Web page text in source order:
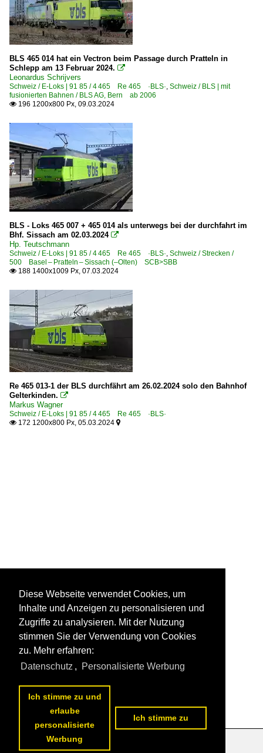
BLS 465 014 hat ein Vectron beim Passage durch Pratteln in
Schlepp am 13 Februar 2024. 
Leonardus Schrijvers
Schweiz / E-Loks | 91 85 / 4 465 Re 465 ·BLS·, Schweiz / BLS | mit
fusionierten Bahnen / BLS AG, Bern ab 2006
 196 1200x800 Px, 09.03.2024
BLS - Loks 465 007 + 465 014 als unterwegs bei der durchfahrt im
Bhf. Sissach am 02.03.2024 
Hp. Teutschmann
Schweiz / E-Loks | 91 85 / 4 465 Re 465 ·BLS·, Schweiz / Strecken /
500 Basel – Pratteln – Sissach (–Olten) SCB>SBB
 188 1400x1009 Px, 07.03.2024
Re 465 013-1 der BLS durchfährt am 26.02.2024 solo den Bahnhof
Gelterkinden. 
Markus Wagner
Schweiz / E-Loks | 91 85 / 4 465 Re 465 ·BLS·
 172 1200x800 Px, 05.03.2024 
Datenschutzerklärung
Diese Webseite verwendet Cookies, um
Inhalte und Anzeigen zu personalisieren und
Zugriffe zu analysieren. Mit der Nutzung
stimmen Sie der Verwendung von Cookies
zu. Mehr erfahren:
Datenschutz , Personalisierte Werbung
Ich stimme zu und
erlaube
personalisierte
Werbung
Ich stimme zu